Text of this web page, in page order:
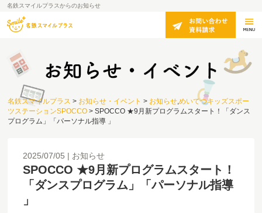
名鉄スマイルプラスからのお知らせ
名鉄スマイルプラス > お知らせ・イベント > お知らせ,めいてつキッズスポー
ツステーションSPOCCO > SPOCCO ★9月新プログラムスタート！「ダンス
プログラム」「パーソナル指導 」
2025/07/05 お知らせ
SPOCCO ★9月新プログラムスタート！
「ダンスプログラム」「パーソナル指導
」